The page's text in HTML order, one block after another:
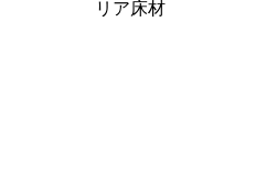
リア床材